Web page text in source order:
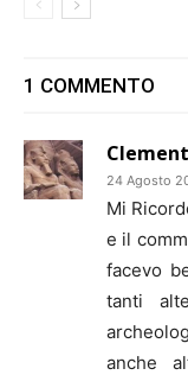
1 COMMENTO
24 Agosto
Mi
e il
facevo
tanti
anche